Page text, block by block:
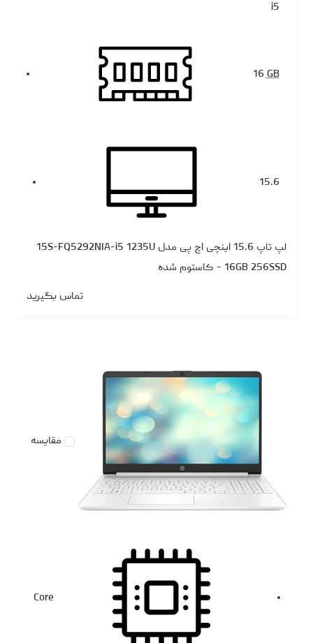
i5
16GB
15.6
لپ تاپ 15.6 اینچی اچ‌ پی مدل 15S-FQ5292NIA-i5 1235U
16GB 256SSD - کاستوم شده
تماس بگیرید
مقایسه
Core